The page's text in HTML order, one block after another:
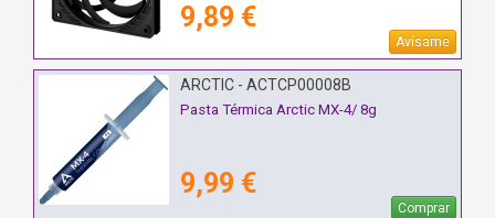
9,89 €
Avísame
ARCTIC - ACTCP00008B
Pasta Térmica Arctic MX-4/ 8g
9,99 €
Comprar